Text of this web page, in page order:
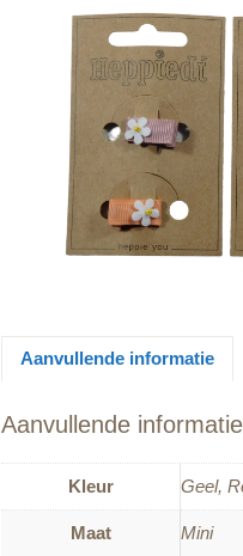
Aanvullende informatie
Aanvullende informatie
Kleur Geel,
Maat Mini